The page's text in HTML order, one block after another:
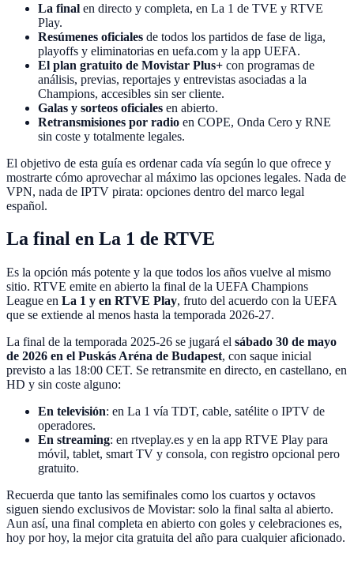
La final en directo y completa, en La 1 de TVE y RTVE
Play.
Resúmenes oficiales de todos los partidos de fase de liga,
playoffs y eliminatorias en uefa.com y la app UEFA.
El plan gratuito de Movistar Plus+ con programas de
análisis, previas, reportajes y entrevistas asociadas a la
Champions, accesibles sin ser cliente.
Galas y sorteos oficiales en abierto.
Retransmisiones por radio en COPE, Onda Cero y RNE
sin coste y totalmente legales.
El objetivo de esta guía es ordenar cada vía según lo que ofrece y
mostrarte cómo aprovechar al máximo las opciones legales. Nada de
VPN, nada de IPTV pirata: opciones dentro del marco legal
español.
La final en La 1 de RTVE
Es la opción más potente y la que todos los años vuelve al mismo
sitio. RTVE emite en abierto la final de la UEFA Champions
League en La 1 y en RTVE Play, fruto del acuerdo con la UEFA
que se extiende al menos hasta la temporada 2026-27.
La final de la temporada 2025-26 se jugará el sábado 30 de mayo
de 2026 en el Puskás Aréna de Budapest, con saque inicial
previsto a las 18:00 CET. Se retransmite en directo, en castellano, en
HD y sin coste alguno:
En televisión: en La 1 vía TDT, cable, satélite o IPTV de
operadores.
En streaming: en rtveplay.es y en la app RTVE Play para
móvil, tablet, smart TV y consola, con registro opcional pero
gratuito.
Recuerda que tanto las semifinales como los cuartos y octavos
siguen siendo exclusivos de Movistar: solo la final salta al abierto.
Aun así, una final completa en abierto con goles y celebraciones es,
hoy por hoy, la mejor cita gratuita del año para cualquier aficionado.